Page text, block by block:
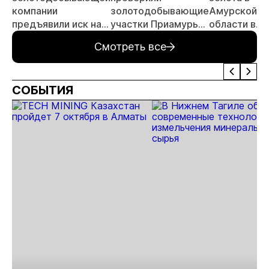
компании
предъявили иск на
23,8 млн рублей за
фонду
золотодобывающие
участки Приамурья
Амурской
области в
январе-мае
на 1,8%
Смотреть все
СОБЫТИЯ